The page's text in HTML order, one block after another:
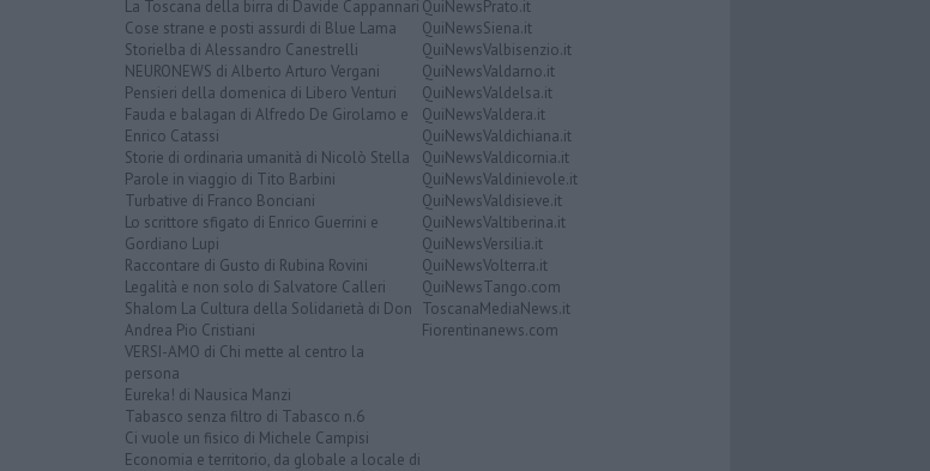
La Toscana della birra di Davide Cappannari
Cose strane e posti assurdi di Blue Lama
Storielba di Alessandro Canestrelli
NEURONEWS di Alberto Arturo Vergani
Pensieri della domenica di Libero Venturi
Fauda e balagan di Alfredo De Girolamo e
Enrico Catassi
Storie di ordinaria umanità di Nicolò Stella
Parole in viaggio di Tito Barbini
Turbative di Franco Bonciani
Lo scrittore sfigato di Enrico Guerrini e
Gordiano Lupi
Raccontare di Gusto di Rubina Rovini
Legalità e non solo di Salvatore Calleri
Shalom La Cultura della Solidarietà di Don
Andrea Pio Cristiani
VERSI-AMO di Chi mette al centro la
persona
Eureka! di Nausica Manzi
Tabasco senza filtro di Tabasco n.6
Ci vuole un fisico di Michele Campisi
Economia e territorio, da globale a locale di
QuiNewsPrato.it
QuiNewsSiena.it
QuiNewsValbisenzio.it
QuiNewsValdarno.it
QuiNewsValdelsa.it
QuiNewsValdera.it
QuiNewsValdichiana.it
QuiNewsValdicornia.it
QuiNewsValdinievole.it
QuiNewsValdisieve.it
QuiNewsValtiberina.it
QuiNewsVersilia.it
QuiNewsVolterra.it
QuiNewsTango.com
ToscanaMediaNews.it
Fiorentinanews.com